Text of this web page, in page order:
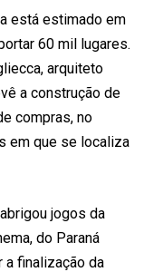
está estimado em
60 mil lugares.
arquiteto
a construção de
compras, no
em que se localiza
jogos da
do Paraná
a finalização da